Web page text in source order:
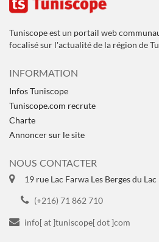
Tuniscope est un portail web
focalisé sur l'actualité de la région de
INFORMATION
Infos Tuniscope
Tuniscope.com recrute
Charte
Annoncer sur le site
NOUS CONTACTER
19 rue Lac Farwa Les Berges du Lac
(+216) 71 862 710
info[ at ]tuniscope[ dot ]com